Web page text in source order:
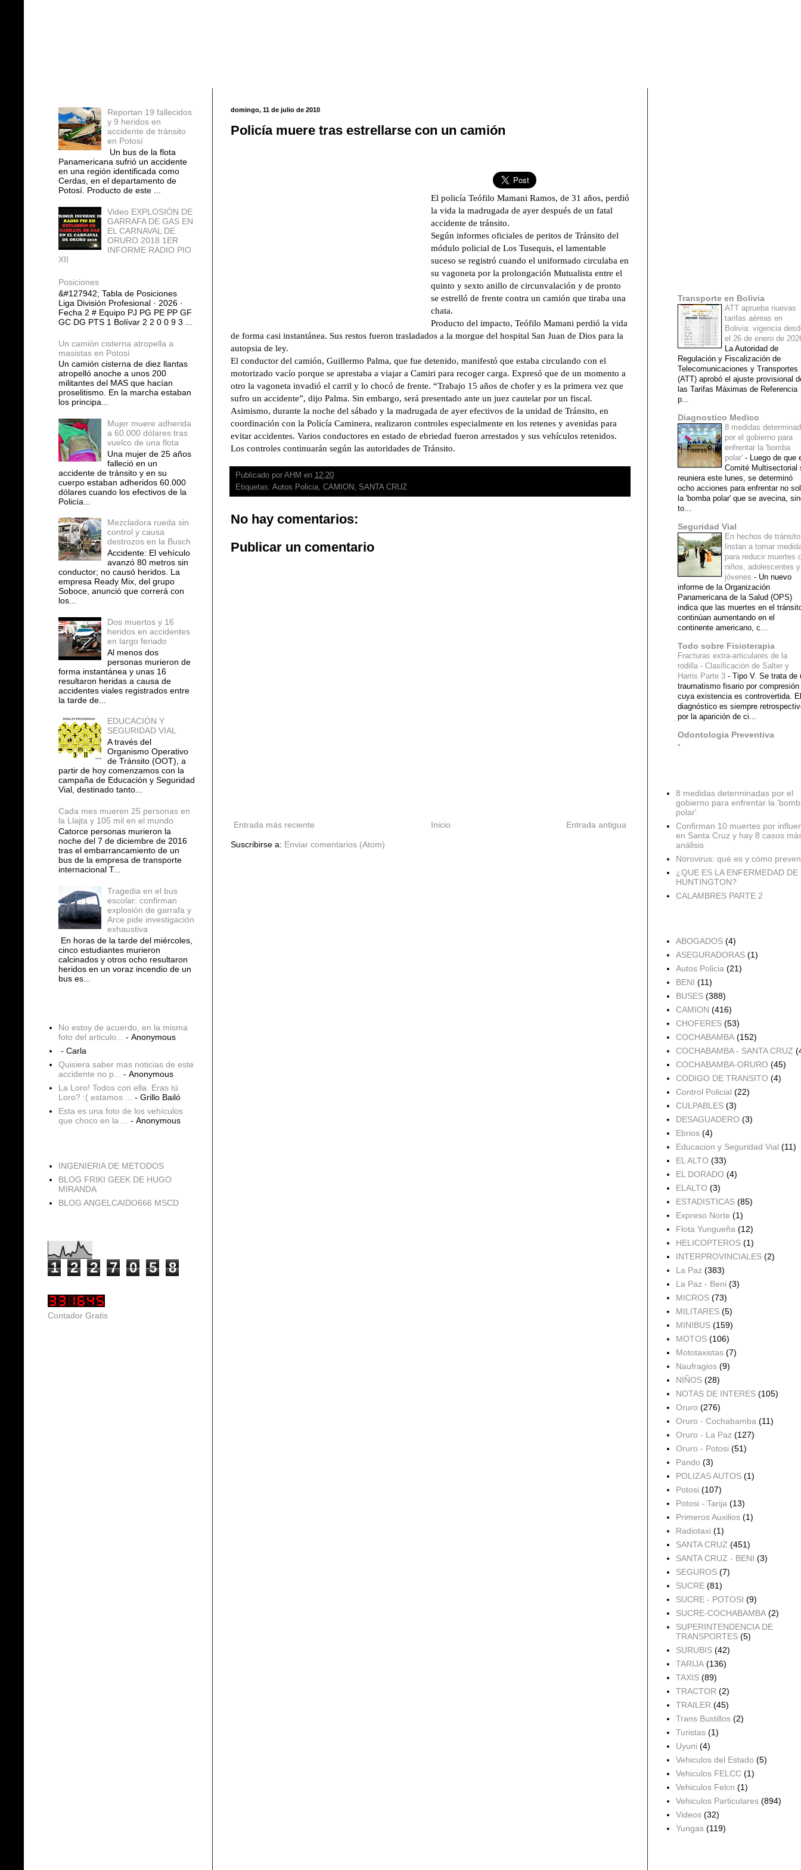
domingo, 11 de julio de 2010
Policía muere tras estrellarse con un camión
El policía Teófilo Mamani Ramos, de 31 años, perdió
la vida la madrugada de ayer después de un fatal
accidente de tránsito.
Según informes oficiales de peritos de Tránsito del
módulo policial de Los Tusequis, el lamentable
suceso se registró cuando el uniformado circulaba en
su vagoneta por la prolongación Mutualista entre el
quinto y sexto anillo de circunvalación y de pronto
se estrelló de frente contra un camión que tiraba una
chata.
Producto del impacto, Teófilo Mamani perdió la vida
de forma casi instantánea. Sus restos fueron trasladados a la morgue del hospital San Juan de Dios para la
autopsia de ley.
El conductor del camión, Guillermo Palma, que fue detenido, manifestó que estaba circulando con el
motorizado vacío porque se aprestaba a viajar a Camiri para recoger carga. Expresó que de un momento a
otro la vagoneta invadió el carril y lo chocó de frente. “Trabajo 15 años de chofer y es la primera vez que
sufro un accidente”, dijo Palma. Sin embargo, será presentado ante un juez cautelar por un fiscal.
Asimismo, durante la noche del sábado y la madrugada de ayer efectivos de la unidad de Tránsito, en
coordinación con la Policía Caminera, realizaron controles especialmente en los retenes y avenidas para
evitar accidentes. Varios conductores en estado de ebriedad fueron arrestados y sus vehículos retenidos.
Los controles continuarán según las autoridades de Tránsito.
Publicado por AHM en 12:20
Etiquetas: Autos Policia, CAMION, SANTA CRUZ
No hay comentarios:
Publicar un comentario
Entrada más reciente Entrada antigua
Inicio
Suscribirse a: Enviar comentarios (Atom)
Reportan 19 fallecidos
y 9 heridos en
accidente de tránsito
en Potosí
Un bus de la flota
Panamericana sufrió un accidente
en una región identificada como
Cerdas, en el departamento de
Potosí. Producto de este ...
Video EXPLOSIÓN DE
GARRAFA DE GAS EN
EL CARNAVAL DE
ORURO 2018 1ER
INFORME RADIO PIO
XII
Posiciones
&#127942; Tabla de Posiciones
Liga División Profesional · 2026 ·
Fecha 2 # Equipo PJ PG PE PP GF
GC DG PTS 1 Bolívar 2 2 0 0 9 3 ...
Un camión cisterna atropella a
masistas en Potosí
Un camión cisterna de diez llantas
atropelló anoche a unos 200
militantes del MAS que hacían
proselitismo. En la marcha estaban
los principa...
Mujer muere adherida
a 60.000 dólares tras
vuelco de una flota
Una mujer de 25 años
falleció en un
accidente de tránsito y en su
cuerpo estaban adheridos 60.000
dólares cuando los efectivos de la
Policía...
Mezcladora rueda sin
control y causa
destrozos en la Busch
Accidente: El vehículo
avanzó 80 metros sin
conductor; no causó heridos. La
empresa Ready Mix, del grupo
Soboce, anunció que correrá con
los...
Dos muertos y 16
heridos en accidentes
en largo feriado
Al menos dos
personas murieron de
forma instantánea y unas 16
resultaron heridas a causa de
accidentes viales registrados entre
la tarde de...
EDUCACIÓN Y
SEGURIDAD VIAL
A través del
Organismo Operativo
de Tránsito (OOT), a
partir de hoy comenzamos con la
campaña de Educación y Seguridad
Vial, destinado tanto...
Cada mes mueren 25 personas en
la Llajta y 105 mil en el mundo
Catorce personas murieron la
noche del 7 de diciembre de 2016
tras el embarrancamiento de un
bus de la empresa de transporte
internacional T...
Tragedia en el bus
escolar: confirman
explosión de garrafa y
Arce pide investigación
exhaustiva
En horas de la tarde del miércoles,
cinco estudiantes murieron
calcinados y otros ocho resultaron
heridos en un voraz incendio de un
bus es...
No estoy de acuerdo, en la misma
foto del articulo...
- Anonymous
- Carla
Quisiera saber mas noticias de este
accidente no p...
- Anonymous
La Loro! Todos con ella. Eras tú
Loro? :( estamos ...
- Grillo Bailó
Esta es una foto de los vehículos
que choco en la ...
- Anonymous
INGENIERIA DE METODOS
BLOG FRIKI GEEK DE HUGO
MIRANDA
BLOG ANGELCAIDO666 MSCD
1 2 2 7 0 5 8
Contador Gratis
Transporte en Bolivia
ATT aprueba nuevas
tarifas aéreas en
Bolivia: vigencia
el 26 de enero de
La Autoridad de
Regulación y Fiscalización de
Telecomunicaciones y Transportes
(ATT) aprobó el ajuste provisional
las Tarifas Máximas de Referencia
p...
Diagnostico Medico
8 medidas
por el gobierno para
enfrentar la 'bomba
polar' - Luego de que
Comité Multisectorial
reuniera este lunes, se determinó
ocho acciones para enfrentar no
la 'bomba polar' que se avecina,
to...
Seguridad Vial
En hechos de tránsito
Instan a tomar
para reducir muertes
niños, adolescentes y
jóvenes - Un nuevo
informe de la Organización
Panamericana de la Salud (OPS)
indica que las muertes en el
continúan aumentando en el
continente americano, c...
Todo sobre Fisioterapia
Fracturas extra-articulares de la
rodilla - Clasificación de Salter y
Harris Parte 3 - Tipo V. Se trata de
traumatismo fisario por compresión
cuya existencia es controvertida. El
diagnóstico es siempre
por la aparición de ci...
Odontologia Preventiva
-
8 medidas determinadas por el
gobierno para enfrentar la
polar'
Confirman 10 muertes por
en Santa Cruz y hay 8 casos
análisis
Norovirus: qué es y cómo
¿QUE ES LA ENFERMEDAD DE
HUNTINGTON?
CALAMBRES PARTE 2
ABOGADOS (4)
ASEGURADORAS (1)
Autos Policia (21)
BENI (11)
BUSES (388)
CAMION (416)
CHOFERES (53)
COCHABAMBA (152)
COCHABAMBA - SANTA CRUZ
COCHABAMBA-ORURO (45)
CODIGO DE TRANSITO (4)
Control Policial (22)
CULPABLES (3)
DESAGUADERO (3)
Ebrios (4)
Educacion y Seguridad Vial (11)
EL ALTO (33)
EL DORADO (4)
ELALTO (3)
ESTADISTICAS (85)
Expreso Norte (1)
Flota Yungueña (12)
HELICOPTEROS (1)
INTERPROVINCIALES (2)
La Paz (383)
La Paz - Beni (3)
MICROS (73)
MILITARES (5)
MINIBUS (159)
MOTOS (106)
Mototaxistas (7)
Naufragios (9)
NIÑOS (28)
NOTAS DE INTERES (105)
Oruro (276)
Oruro - Cochabamba (11)
Oruro - La Paz (127)
Oruro - Potosi (51)
Pando (3)
POLIZAS AUTOS (1)
Potosi (107)
Potosi - Tarija (13)
Primeros Auxilios (1)
Radiotaxi (1)
SANTA CRUZ (451)
SANTA CRUZ - BENI (3)
SEGUROS (7)
SUCRE (81)
SUCRE - POTOSI (9)
SUCRE-COCHABAMBA (2)
SUPERINTENDENCIA DE
TRANSPORTES (5)
SURUBIS (42)
TARIJA (136)
TAXIS (89)
TRACTOR (2)
TRAILER (45)
Trans Bustillos (2)
Turistas (1)
Uyuni (4)
Vehiculos del Estado (5)
Vehiculos FELCC (1)
Vehiculos Felcn (1)
Vehiculos Particulares (894)
Videos (32)
Yungas (119)